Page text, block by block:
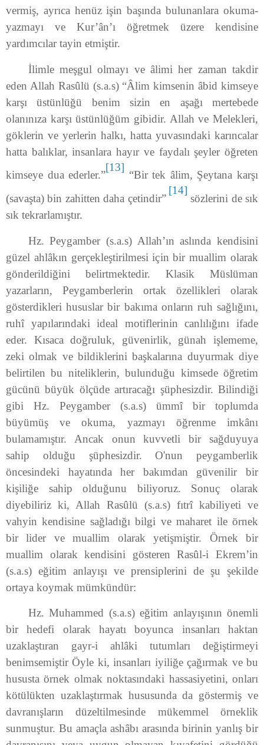
vermiş, ayrıca henüz işin başında bulunanlara okuma-
yazmayı ve Kur’ân’ı öğretmek üzere kendisine
yardımcılar tayin etmiştir.
İlimle meşgul olmayı ve âlimi her zaman takdir
eden Allah Rasûlü (s.a.s) “Âlim kimsenin âbid kimseye
karşı üstünlüğü benim sizin en aşağı mertebede
olanınıza karşı üstünlüğüm gibidir. Allah ve Melekleri,
göklerin ve yerlerin halkı, hatta yuvasındaki karıncalar
hatta balıklar, insanlara hayır ve faydalı şeyler öğreten
kimseye dua ederler.”
[13]
“Bir tek âlim, Şeytana karşı
(savaşta) bin zahitten daha çetindir”
[14]
sözlerini de sık
sık tekrarlamıştır.
Hz. Peygamber (s.a.s) Allah’ın aslında kendisini
güzel ahlâkın gerçekleştirilmesi için bir muallim olarak
gönderildiğini belirtmek­tedir.
Klasik Müslüman
yazarların, Peygamberlerin ortak özellik­leri olarak
gösterdikleri hususlar bir bakıma onların ruh sağlığı­nı,
ruhî yapılarındaki ideal motiflerinin canlılığını ifa­de
eder. Kısaca doğruluk, güvenirlik, günah işlememe,
zeki olmak ve bildiklerini başkalarına duyurmak diye
belirtilen bu niteliklerin, bulunduğu kimsede öğretim
gücünü büyük ölçüde artıracağı şüp­hesizdir. Bilindiği
gibi Hz. Peygamber (s.a.s) ümmî bir toplumda
büyümüş ve okuma, yaz­mayı öğrenme imkânı
bulamamıştır. Ancak onun kuvvetli bir sağduyuya
sahip olduğu şüphesizdir. O'nun peygamberlik
öncesinde­ki hayatında her bakımdan güvenilir bir
kişiliğe sahip olduğunu biliyoruz. Sonuç olarak
diyebiliriz ki, Allah Rasûlü (s.a.s) fıtrî kabiliyeti ve
vahyin kendisine sağladığı bilgi ve maharet ile örnek
bir lider ve muallim olarak yetişmiştir. Örnek bir
muallim olarak kendisini gösteren Rasûl-i Ekrem’in
(s.a.s) eğitim anlayışı ve prensiplerini de şu şekilde
ortaya koymak mümkündür:
Hz. Muhammed (s.a.s) eğitim anlayışının önemli
bir hedefi olarak hayatı boyunca insanları haktan
uzaklaştıran gayr-i ahlâki tutumları değiştirmeyi
benimsemiştir Öyle ki, insanları iyiliğe çağırmak ve bu
hususta örnek olmak noktasındaki hassasiyetini, onları
kötülükten uzaklaştırmak hususunda da göstermiş ve
davranışların düzeltilmesinde mükemmel örneklik
sunmuştur. Bu amaçla ashâbı arasında birinin yanlış bir